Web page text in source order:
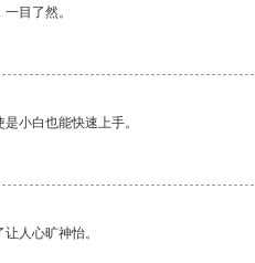
目了然。
小白也能快速上手。
人心旷神怡。